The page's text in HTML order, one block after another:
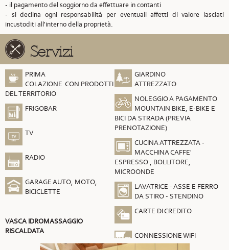
- il pagamento del soggiorno da effettuare in contanti
- si declina ogni responsabilità per eventuali affetti di valore lasciati
incustoditi all'interno della proprietà.
Servizi
PRIMA
COLAZIONE CON PRODOTTI
DEL TERRITORIO
FRIGOBAR
TV
RADIO
GARAGE AUTO, MOTO,
BICICLETTE
VASCA IDROMASSAGGIO
RISCALDATA
GIARDINO
ATTREZZATO
NOLEGGIO A PAGAMENTO
MOUNTAIN BIKE, E-BIKE E
BICI DA STRADA (PREVIA
PRENOTAZIONE)
CUCINA ATTREZZATA -
MACCHINA CAFFE'
ESPRESSO , BOLLITORE,
MICROONDE
LAVATRICE - ASSE E FERRO
DA STIRO - STENDINO
CARTE DI CREDITO
CONNESSIONE WIFI
GRATUITA